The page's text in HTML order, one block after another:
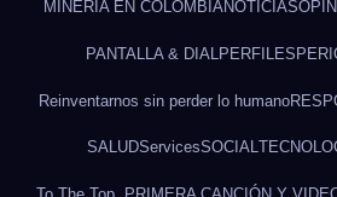
MINERÍA EN COLOMBIANOTICIAS
PANTALLA & DIAL PERFILES
Reinventarnos sin perder lo humano
SALUDServicesSOCIAL